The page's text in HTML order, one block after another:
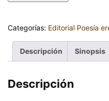
Categorías: Editorial Poesía
Descripción Sinopsis
Descripción